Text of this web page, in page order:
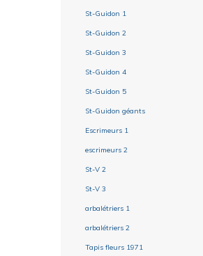
St-Guidon 1
St-Guidon 2
St-Guidon 3
St-Guidon 4
St-Guidon 5
St-Guidon géants
Escrimeurs 1
escrimeurs 2
St-V 2
St-V 3
arbalétriers 1
arbalétriers 2
Tapis fleurs 1971